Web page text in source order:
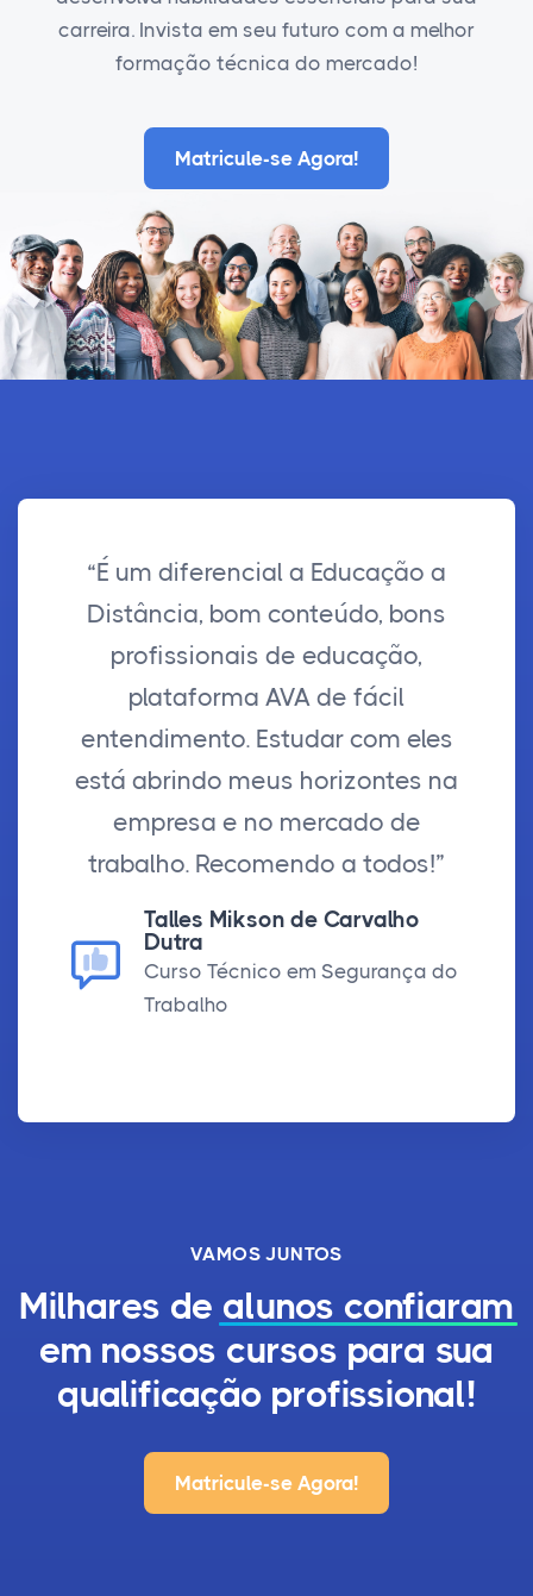
carreira. Invista em seu futuro com a melhor
formação técnica do mercado!
Matricule-se Agora!
“É um diferencial a Educação a
Distância, bom conteúdo, bons
profissionais de educação,
plataforma AVA de fácil
entendimento. Estudar com eles
está abrindo meus horizontes na
empresa e no mercado de
trabalho. Recomendo a todos!”
Talles Mikson de Carvalho
Dutra
Curso Técnico em Segurança do
Trabalho
VAMOS JUNTOS
Milhares de alunos confiaram
em nossos cursos para sua
qualificação profissional!
Matricule-se Agora!